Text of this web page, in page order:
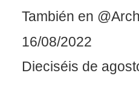
También en
16/08/2022
Dieciséis de